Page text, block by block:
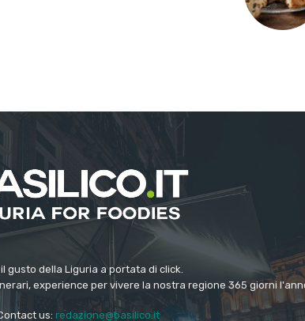
gusto della Liguria a portata di click.
experience per vivere la nostra regione 365 giorni
us: redazione@basilico.it